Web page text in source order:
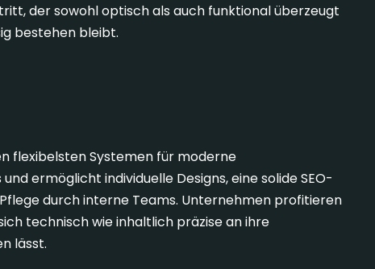
der sowohl optisch als auch funktional überzeugt
bestehen bleibt.
flexibelsten Systemen für moderne
ermöglicht individuelle Designs, eine solide SEO-
durch interne Teams. Unternehmen profitieren
technisch wie inhaltlich präzise an ihre
lässt.